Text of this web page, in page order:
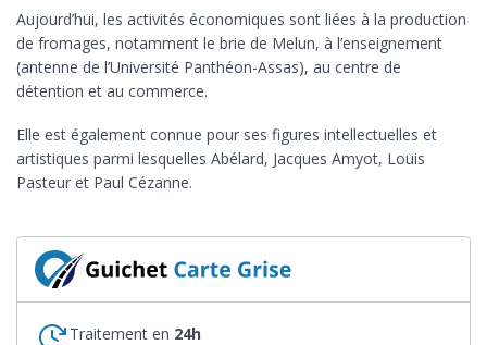
Aujourd’hui, les activités économiques sont liées à la production
de fromages, notamment le brie de Melun, à l’enseignement
(antenne de l’Université Panthéon-Assas), au centre de
détention et au commerce.
Elle est également connue pour ses figures intellectuelles et
artistiques parmi lesquelles Abélard, Jacques Amyot, Louis
Pasteur et Paul Cézanne.
Traitement en 24h